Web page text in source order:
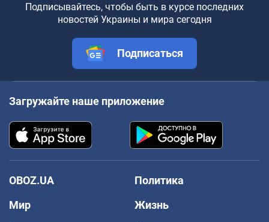
Подписывайтесь, чтобы быть в курсе последних
новостей Украины и мира сегодня
Подписаться
Загружайте наше приложение
OBOZ.UA
Политика
Мир
Жизнь